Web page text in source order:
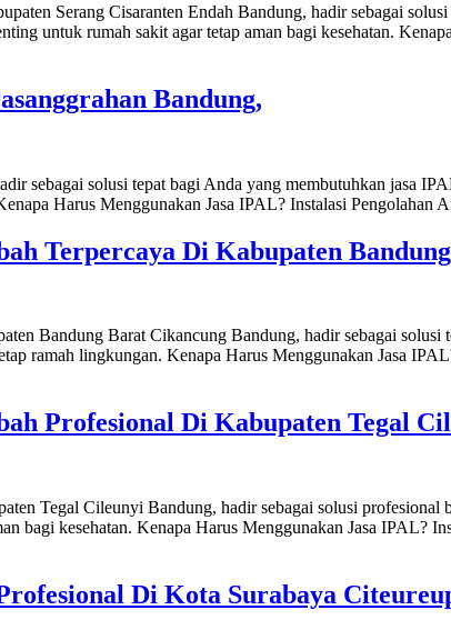
Serang Cisaranten Endah Bandung, hadir sebagai
untuk rumah sakit agar tetap aman bagi kesehatan.
Bandung,
sebagai solusi tepat bagi Anda yang membutuhkan jasa
Harus Menggunakan Jasa IPAL? Instalasi
Terpercaya Di Kabupaten
Bandung Barat Cikancung Bandung, hadir sebagai
ramah lingkungan. Kenapa Harus Menggunakan Jasa
Profesional Di Kabupaten Tegal
Tegal Cileunyi Bandung, hadir sebagai solusi
bagi kesehatan. Kenapa Harus Menggunakan Jasa IPAL?
Di Kota Surabaya